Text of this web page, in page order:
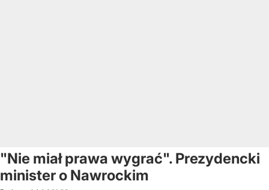
"Nie miał prawa wygrać". Prezydencki
minister o Nawrockim